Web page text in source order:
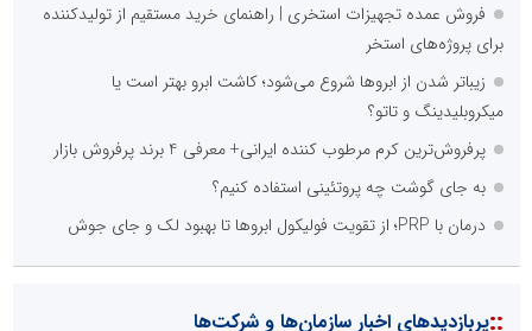
فروش عمده تجهیزات استخری | راهنمای خرید مستقیم از تولیدکننده
برای پروژه‌های استخر
زیباتر شدن از ابروها شروع می‌شود؛ کاشت ابرو بهتر است یا
میکروبلیدینگ و تاتو؟
پرفروش‌ترین کرم مرطوب کننده ایرانی+ معرفی 4 برند پرفروش بازار
به جای گوشت چه پروتئینی استفاده کنیم؟
درمان با PRP؛ از تقویت فولیکول ابروها تا بهبود لک و جای جوش
::پربازدیدهای اخبار سازمان‌ها و شرکت‌ها